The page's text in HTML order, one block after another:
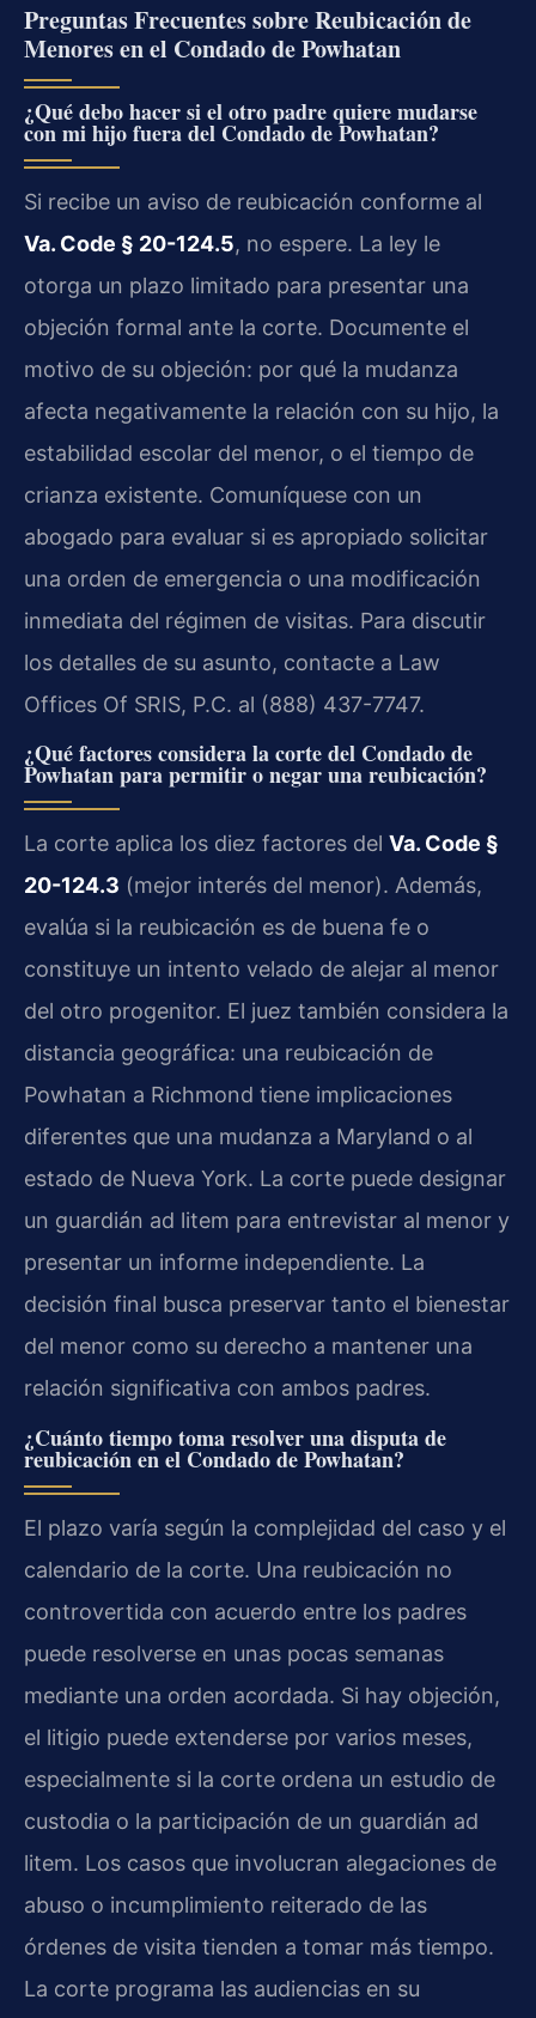
Preguntas Frecuentes sobre Reubicación de
Menores en el Condado de Powhatan
¿Qué debo hacer si el otro padre quiere mudarse
con mi hijo fuera del Condado de Powhatan?
Si recibe un aviso de reubicación conforme al
Va. Code § 20-124.5, no espere. La ley le
otorga un plazo limitado para presentar una
objeción formal ante la corte. Documente el
motivo de su objeción: por qué la mudanza
afecta negativamente la relación con su hijo, la
estabilidad escolar del menor, o el tiempo de
crianza existente. Comuníquese con un
abogado para evaluar si es apropiado solicitar
una orden de emergencia o una modificación
inmediata del régimen de visitas. Para discutir
los detalles de su asunto, contacte a Law
Offices Of SRIS, P.C. al (888) 437-7747.
¿Qué factores considera la corte del Condado de
Powhatan para permitir o negar una reubicación?
La corte aplica los diez factores del Va. Code §
20-124.3 (mejor interés del menor). Además,
evalúa si la reubicación es de buena fe o
constituye un intento velado de alejar al menor
del otro progenitor. El juez también considera la
distancia geográfica: una reubicación de
Powhatan a Richmond tiene implicaciones
diferentes que una mudanza a Maryland o al
estado de Nueva York. La corte puede designar
un guardián ad litem para entrevistar al menor y
presentar un informe independiente. La
decisión final busca preservar tanto el bienestar
del menor como su derecho a mantener una
relación significativa con ambos padres.
¿Cuánto tiempo toma resolver una disputa de
reubicación en el Condado de Powhatan?
El plazo varía según la complejidad del caso y el
calendario de la corte. Una reubicación no
controvertida con acuerdo entre los padres
puede resolverse en unas pocas semanas
mediante una orden acordada. Si hay objeción,
el litigio puede extenderse por varios meses,
especialmente si la corte ordena un estudio de
custodia o la participación de un guardián ad
litem. Los casos que involucran alegaciones de
abuso o incumplimiento reiterado de las
órdenes de visita tienden a tomar más tiempo.
La corte programa las audiencias en su